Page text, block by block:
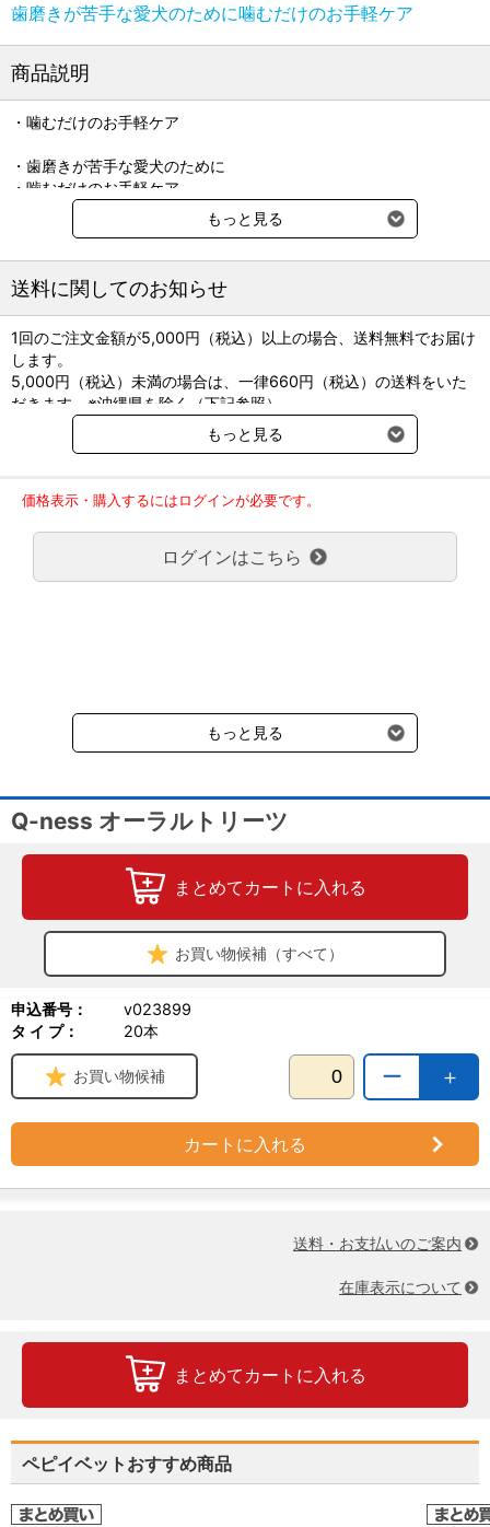
歯磨きが苦手な愛犬のために噛むだけのお手軽ケア
商品説明
・噛むだけのお手軽ケア
・歯磨きが苦手な愛犬のために
・噛むだけのお手軽ケア
・しっかり噛んで歯石を除去しやすいソフトタイプ
・口腔内細菌叢を整えるグロビゲンPG配合
対象動物：犬
原産国名：日本
賞味期限：製造から13ヶ月（未開封時）
・本製品は犬専用です。
・使用中に異常が見られた場合は、直ちに使用を中止し、かかりつ
けの獣医師にご相談ください。
・生後5ヶ月未満の幼犬には与えないでください。
・喉に詰まる可能性があるため、必ず飼い主の目の届くところで与
・脱酸素剤は食べられません。
すが、品質に影響はありません。
1日あたりの給与量；・1日量として1本を与えてください。
PG、炭酸カルシウム、酸化防止剤（ビタミンE、カテキン、ルチ
ン）、グリセリン、保存料（ソルビン酸K）
内容量：20本
もっと見る
送料に関してのお知らせ
1回のご注文金額が5,000円（税込）以上の場合、送料無料でお届け
します。
5,000円（税込）未満の場合は、一律660円（税込）の送料をいた
だきます。※沖縄県を除く（下記参照）
※2017年11月14日（火）より沖縄県へのお届けにつきましては、1
回のご注文金額（税込）が、30,000円以上で配送無料となります。
ご了承のほどよろしくお願い致します。
弊社都合でお届けが２回以上に分かれる場合の送料負担は、１回分
のみで新たな送料は発生しません。
大型商品送料が必要な商品をご注文の場合は、大型商品送料のみご
負担頂きます。
受けます。
もっと見る
価格表示・購入するにはログインが必要です。
ログインはこちら
もっと見る
Q-ness オーラルトリーツ
まとめてカートに入れる
お買い物候補（すべて）
申込番号：
v023899
タ イ プ：
20本
＋
ー
お買い物候補
カートに入れる
送料・お支払いのご案内
在庫表示について
まとめてカートに入れる
ペピイベットおすすめ商品